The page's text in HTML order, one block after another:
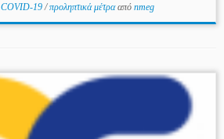
COVID-19/προληπτικά μέτρααπό nmeg